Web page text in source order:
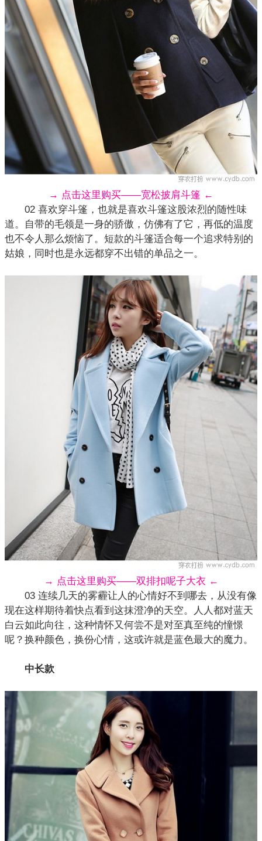
→ 点击这里购买——宽松披肩斗篷 ←
02 喜欢穿斗篷 ，也就是喜欢斗篷这股浓烈的随性味
道。自带的毛领是一身的骄傲，仿佛有了它，再低的温度
也不令人那么烦恼了。短款的斗篷适合每一个追求特别的
姑娘，同时也是永远都穿不出错的单品之一。
→ 点击这里购买——双排扣呢子大衣 ←
03 连续几天的雾霾让人的心情好不到哪去，从没有像
现在这样期待着快点看到这抹澄净的天空。人人都对蓝天
白云如此向往，这种情怀又何尝不是对至真至纯的憧憬
呢？换种颜色，换份心情，这或许就是蓝色最大的魔力。
中长款